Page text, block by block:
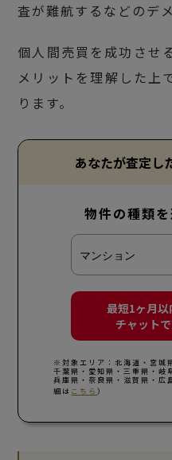
査が難航するなどのデ
個人間売買を成功させ
メリットを理解した上
ります。
あなたが査定し
物件の種類
最短1ヶ月以
チャット
※対象エリア：北海道・宮城
千葉県・愛知県・三重県・岐
兵庫県・奈良県・滋賀県・広
細は こちら）